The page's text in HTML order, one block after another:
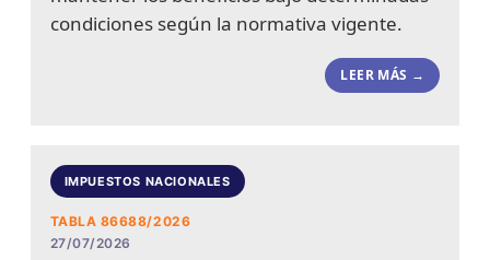
condiciones según la normativa vigente.
LEER MÁS →
IMPUESTOS NACIONALES
TABLA 86688/2026
27/07/2026